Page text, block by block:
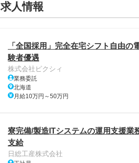
求人情報
「全国採用」完全在宅シフト自由
験者優遇
株式会社ピクシィ
業務委託
北海道
月給10万円～50万円
寮完備/製造ITシステムの運用支援業
支給
日総工産株式会社